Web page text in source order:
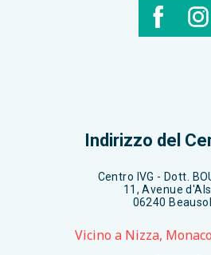
Indirizzo del
Centro IVG - Dott.
11, Avenue
06240
Vicino a Nizza,